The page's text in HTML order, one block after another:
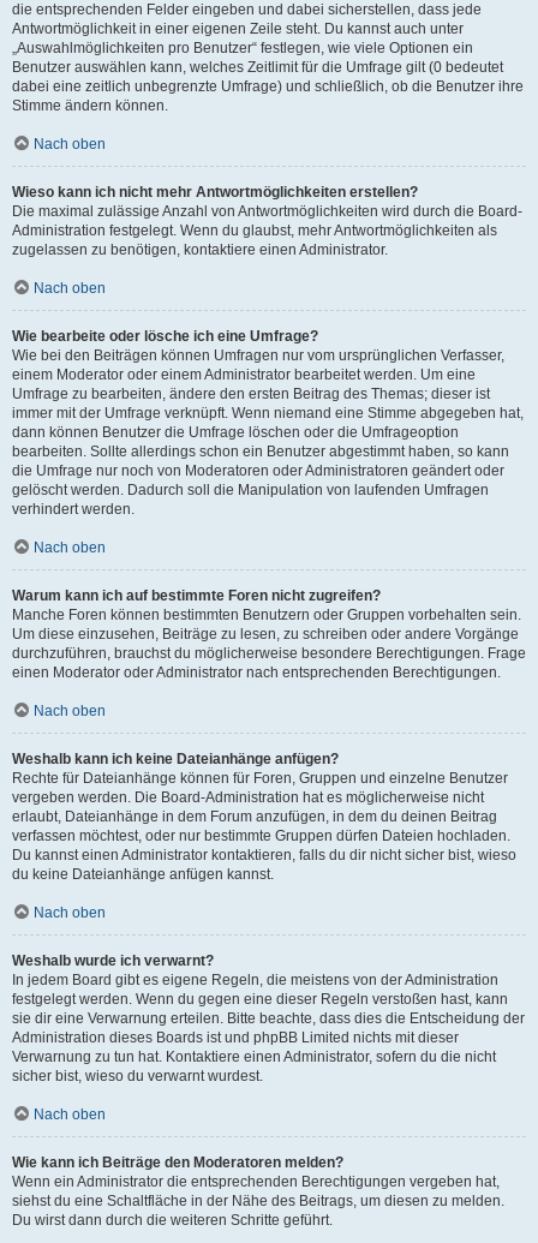
die entsprechenden Felder eingeben und dabei sicherstellen, dass jede
Antwortmöglichkeit in einer eigenen Zeile steht. Du kannst auch unter
„Auswahlmöglichkeiten pro Benutzer“ festlegen, wie viele Optionen ein
Benutzer auswählen kann, welches Zeitlimit für die Umfrage gilt (0 bedeutet
dabei eine zeitlich unbegrenzte Umfrage) und schließlich, ob die Benutzer ihre
Stimme ändern können.
Nach oben
Wieso kann ich nicht mehr Antwortmöglichkeiten erstellen?
Die maximal zulässige Anzahl von Antwortmöglichkeiten wird durch die Board-
Administration festgelegt. Wenn du glaubst, mehr Antwortmöglichkeiten als
zugelassen zu benötigen, kontaktiere einen Administrator.
Nach oben
Wie bearbeite oder lösche ich eine Umfrage?
Wie bei den Beiträgen können Umfragen nur vom ursprünglichen Verfasser,
einem Moderator oder einem Administrator bearbeitet werden. Um eine
Umfrage zu bearbeiten, ändere den ersten Beitrag des Themas; dieser ist
immer mit der Umfrage verknüpft. Wenn niemand eine Stimme abgegeben hat,
dann können Benutzer die Umfrage löschen oder die Umfrageoption
bearbeiten. Sollte allerdings schon ein Benutzer abgestimmt haben, so kann
die Umfrage nur noch von Moderatoren oder Administratoren geändert oder
gelöscht werden. Dadurch soll die Manipulation von laufenden Umfragen
verhindert werden.
Nach oben
Warum kann ich auf bestimmte Foren nicht zugreifen?
Manche Foren können bestimmten Benutzern oder Gruppen vorbehalten sein.
Um diese einzusehen, Beiträge zu lesen, zu schreiben oder andere Vorgänge
durchzuführen, brauchst du möglicherweise besondere Berechtigungen. Frage
einen Moderator oder Administrator nach entsprechenden Berechtigungen.
Nach oben
Weshalb kann ich keine Dateianhänge anfügen?
Rechte für Dateianhänge können für Foren, Gruppen und einzelne Benutzer
vergeben werden. Die Board-Administration hat es möglicherweise nicht
erlaubt, Dateianhänge in dem Forum anzufügen, in dem du deinen Beitrag
verfassen möchtest, oder nur bestimmte Gruppen dürfen Dateien hochladen.
Du kannst einen Administrator kontaktieren, falls du dir nicht sicher bist, wieso
du keine Dateianhänge anfügen kannst.
Nach oben
Weshalb wurde ich verwarnt?
In jedem Board gibt es eigene Regeln, die meistens von der Administration
festgelegt werden. Wenn du gegen eine dieser Regeln verstoßen hast, kann
sie dir eine Verwarnung erteilen. Bitte beachte, dass dies die Entscheidung der
Administration dieses Boards ist und phpBB Limited nichts mit dieser
Verwarnung zu tun hat. Kontaktiere einen Administrator, sofern du die nicht
sicher bist, wieso du verwarnt wurdest.
Nach oben
Wie kann ich Beiträge den Moderatoren melden?
Wenn ein Administrator die entsprechenden Berechtigungen vergeben hat,
siehst du eine Schaltfläche in der Nähe des Beitrags, um diesen zu melden.
Du wirst dann durch die weiteren Schritte geführt.